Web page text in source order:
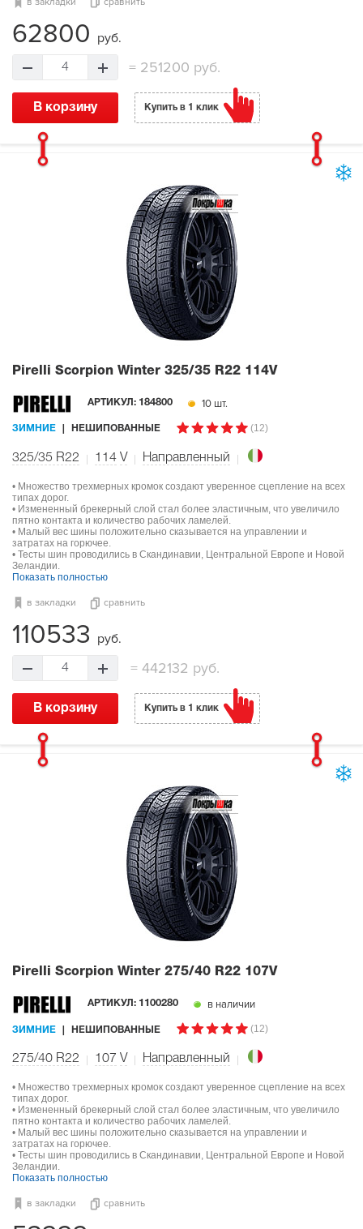
62800 руб.
4 = 251200 руб.
В корзину Купить в 1 клик
Pirelli Scorpion Winter 325/35 R22 114V
АРТИКУЛ: 184800 10 шт.
ЗИМНИЕ НЕШИПОВАННЫЕ (12)
325/35 R22 114 V Направленный
• Множество трехмерных кромок создают уверенное сцепление на всех
типах дорог.
• Измененный брекерный слой стал более эластичным, что увеличило
пятно контакта и количество рабочих ламелей.
• Малый вес шины положительно сказывается на управлении и
затратах на горючее.
• Тесты шин проводились в Скандинавии, Центральной Европе и Новой
Зеландии.
Показать полностью
в закладки сравнить
110533 руб.
4 =442132 руб.
В корзину Купить в 1 клик
Pirelli Scorpion Winter 275/40 R22 107V
АРТИКУЛ: 1100280 в наличии
ЗИМНИЕ НЕШИПОВАННЫЕ (12)
275/40 R22 107 V Направленный
• Множество трехмерных кромок создают уверенное сцепление на всех
типах дорог.
• Измененный брекерный слой стал более эластичным, что увеличило
пятно контакта и количество рабочих ламелей.
• Малый вес шины положительно сказывается на управлении и
затратах на горючее.
• Тесты шин проводились в Скандинавии, Центральной Европе и Новой
Зеландии.
Показать полностью
в закладки сравнить